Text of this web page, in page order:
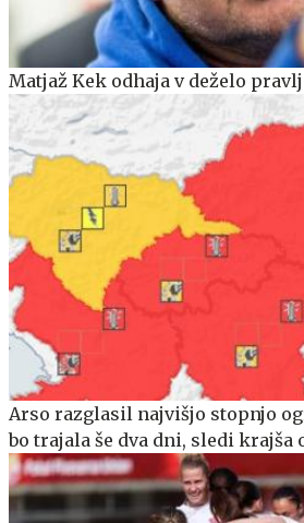
Matjaž Kek odhaja v deželo
Arso razglasil najvišjo stopnjo
bo trajala še dva dni, sledi krajša